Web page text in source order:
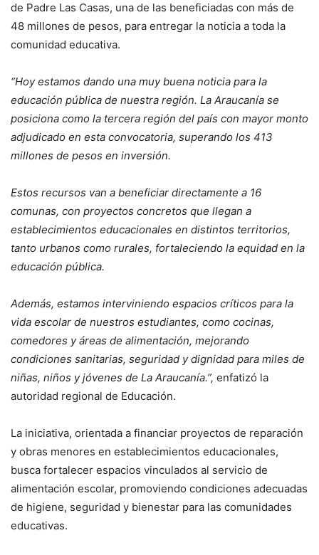
de Padre Las Casas, una de las beneficiadas con más de
48 millones de pesos, para entregar la noticia a toda la
comunidad educativa.
“Hoy estamos dando una muy buena noticia para la
educación pública de nuestra región. La Araucanía se
posiciona como la tercera región del país con mayor monto
adjudicado en esta convocatoria, superando los 413
millones de pesos en inversión.
Estos recursos van a beneficiar directamente a 16
comunas, con proyectos concretos que llegan a
establecimientos educacionales en distintos territorios,
tanto urbanos como rurales, fortaleciendo la equidad en la
educación pública.
Además, estamos interviniendo espacios críticos para la
vida escolar de nuestros estudiantes, como cocinas,
comedores y áreas de alimentación, mejorando
condiciones sanitarias, seguridad y dignidad para miles de
niñas, niños y jóvenes de La Araucanía.”, enfatizó la
autoridad regional de Educación.
La iniciativa, orientada a financiar proyectos de reparación
y obras menores en establecimientos educacionales,
busca fortalecer espacios vinculados al servicio de
alimentación escolar, promoviendo condiciones adecuadas
de higiene, seguridad y bienestar para las comunidades
educativas.